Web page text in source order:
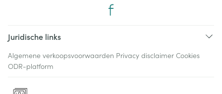
Juridische links
Algemene verkoopsvoorwaarden Privacy disclaimer Cookies
ODR-platform